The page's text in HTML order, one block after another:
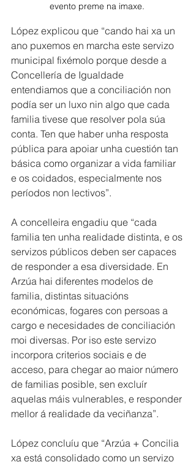
evento preme na imaxe.
López explicou que “cando hai xa un
ano puxemos en marcha este servizo
municipal fixémolo porque desde a
Concellería de Igualdade
entendiamos que a conciliación non
podía ser un luxo nin algo que cada
familia tivese que resolver pola súa
conta. Ten que haber unha resposta
pública para apoiar unha cuestión tan
básica como organizar a vida familiar
e os coidados, especialmente nos
períodos non lectivos”.
A concelleira engadiu que “cada
familia ten unha realidade distinta, e os
servizos públicos deben ser capaces
de responder a esa diversidade. En
Arzúa hai diferentes modelos de
familia, distintas situacións
económicas, fogares con persoas a
cargo e necesidades de conciliación
moi diversas. Por iso este servizo
incorpora criterios sociais e de
acceso, para chegar ao maior número
de familias posible, sen excluír
aquelas máis vulnerables, e responder
mellor á realidade da veciñanza”.
López concluíu que “Arzúa + Concilia
xa está consolidado como un servizo